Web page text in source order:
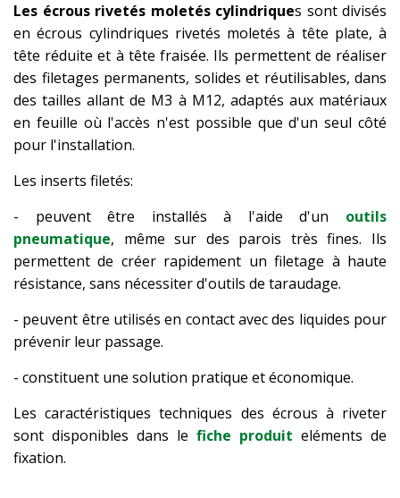
Les écrous rivetés moletés cylindriques sont divisés
en écrous cylindriques rivetés moletés à tête plate, à
tête réduite et à tête fraisée. Ils permettent de réaliser
des filetages permanents, solides et réutilisables, dans
des tailles allant de M3 à M12, adaptés aux matériaux
en feuille où l'accès n'est possible que d'un seul côté
pour l'installation.
Les inserts filetés:
- peuvent être installés à l'aide d'un outils
pneumatique, même sur des parois très fines. Ils
permettent de créer rapidement un filetage à haute
résistance, sans nécessiter d'outils de taraudage.
- peuvent être utilisés en contact avec des liquides pour
prévenir leur passage.
- constituent une solution pratique et économique.
Les caractéristiques techniques des écrous à riveter
sont disponibles dans le fiche produit eléments de
fixation.